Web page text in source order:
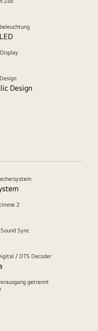
Design
2
Sync
/ DTS Decoder
getrennt